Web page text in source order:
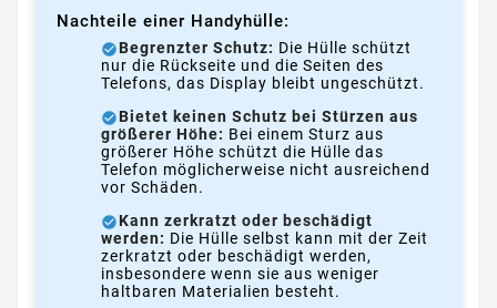
Nachteile einer Handyhülle:
Begrenzter Schutz: Die Hülle schützt
nur die Rückseite und die Seiten des
Telefons, das Display bleibt ungeschützt.
Bietet keinen Schutz bei Stürzen aus
größerer Höhe: Bei einem Sturz aus
größerer Höhe schützt die Hülle das
Telefon möglicherweise nicht ausreichend
vor Schäden.
Kann zerkratzt oder beschädigt
werden: Die Hülle selbst kann mit der Zeit
zerkratzt oder beschädigt werden,
insbesondere wenn sie aus weniger
haltbaren Materialien besteht.